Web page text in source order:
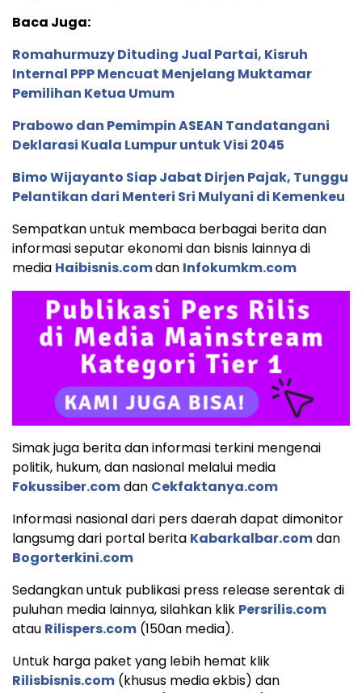
Baca Juga:
Romahurmuzy Dituding Jual Partai, Kisruh
Internal PPP Mencuat Menjelang Muktamar
Pemilihan Ketua Umum
Prabowo dan Pemimpin ASEAN Tandatangani
Deklarasi Kuala Lumpur untuk Visi 2045
Bimo Wijayanto Siap Jabat Dirjen Pajak, Tunggu
Pelantikan dari Menteri Sri Mulyani di Kemenkeu
Sempatkan untuk membaca berbagai berita dan
informasi seputar ekonomi dan bisnis lainnya di
media Haibisnis.comdan Infokumkm.com
Simak juga berita dan informasi terkini mengenai
politik, hukum, dan nasional melalui media
Fokussiber.comdan Cekfaktanya.com
Informasi nasional dari pers daerah dapat dimonitor
langsumg dari portal berita Kabarkalbar.comdan
Bogorterkini.com
Sedangkan untuk publikasi press release serentak di
puluhan media lainnya, silahkan klik Persrilis.com
atau Rilispers.com (150an media).
Untuk harga paket yang lebih hemat klik
Rilisbisnis.com (khusus media ekbis) dan